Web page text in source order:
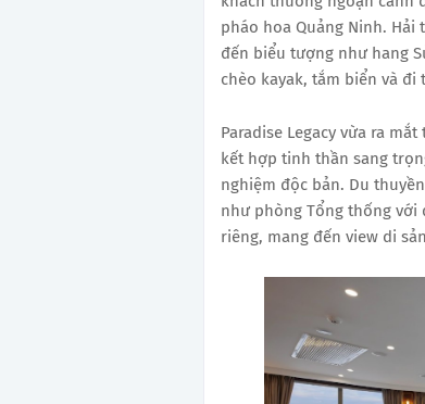
pháo hoa Quảng Ninh. Hải
đến biểu tượng như hang
chèo kayak, tắm biển và đi
Paradise Legacy vừa ra
kết hợp tinh thần sang
nghiệm độc bản. Du
như phòng Tổng thống với
riêng, mang đến view di